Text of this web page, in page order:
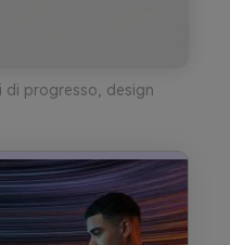
di progresso, design